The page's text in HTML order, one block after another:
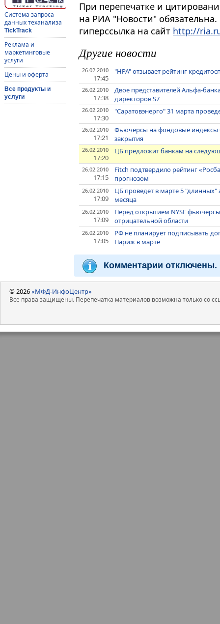
Система запроса
данных теханализа
TickTrack
Реклама и
маркетинговые
услуги
Цены и оферта
Все продукты и
услуги
При перепечатке и
на РИА "Новости"
гиперссылка на сайт http://
Другие новости
26.02.2010
17:45
"НРА" отзывает рейтинг
26.02.2010
17:38
Двое представителей Альфа-
директоров S7
26.02.2010
17:30
"Саратовэнерго" 31 марта
26.02.2010
17:21
Фьючерсы на фондовые
закрытия
26.02.2010
17:20
ЦБ предложит банкам на
26.02.2010
17:15
Fitch подтвердило рейтинг
прогнозом
26.02.2010
17:09
ЦБ проведет в марте 5 "длинных"
месяца
26.02.2010
17:09
Перед открытием NYSE
отрицательной области
26.02.2010
17:05
РФ не планирует подписывать
Париж в марте
Комментарии отключены.
© 2026«МФД-ИнфоЦентр»
Все права защищены. Перепечатка материалов возможна только со